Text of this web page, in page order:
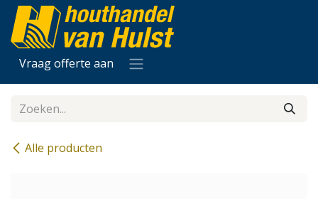
Overslaan naar inhoud
Vraag offerte aan
Alle producten